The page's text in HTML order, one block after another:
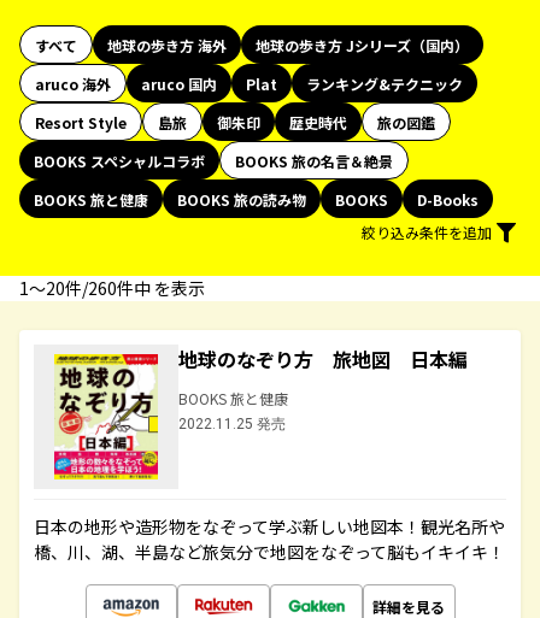
すべて 地球の歩き方 海外
地球の歩き方 Jシリーズ（国内）
aruco 海外
aruco 国内 Plat
ランキング&テクニック
Resort Style
島旅 御朱印 歴史時代
旅の図鑑
BOOKS スペシャルコラボ
BOOKS 旅の名言＆絶景
BOOKS 旅と健康
BOOKS 旅の読み物 BOOKS
D-Books
絞り込み条件を追加
1〜20件/260件中 を表示
地球のなぞり方 旅地図 日本編
BOOKS 旅と健康
2022.11.25 発売
日本の地形や造形物をなぞって学ぶ新しい地図本！観光名所や
橋、川、湖、半島など旅気分で地図をなぞって脳もイキイキ！
詳細を見る